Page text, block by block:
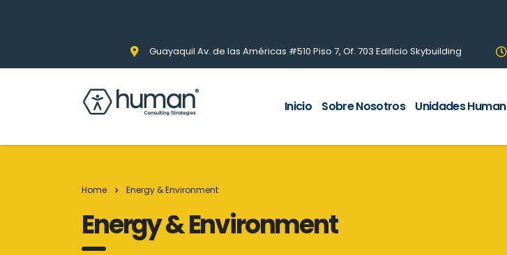
Guayaquil Av. de las Américas #510 Piso 7, Of. 703 Edificio Skybuilding
Inicio Sobre Nosotros Unidades Human
Home Energy & Environment
Energy & Environment